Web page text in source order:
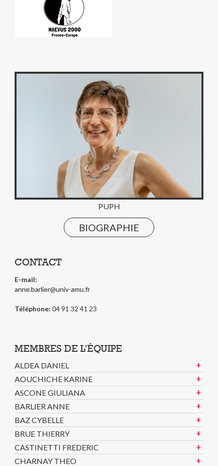
PUPH
BIOGRAPHIE
CONTACT
E-mail:
anne.barlier@univ-amu.fr
Téléphone: 04 91 32 41 23
MEMBRES DE L'ÉQUIPE
ALDEA DANIEL
AOUCHICHE KARINE
ASCONE GIULIANA
BARLIER ANNE
BAZ CYBELLE
BRUE THIERRY
CASTINETTI FREDERIC
CHARNAY THEO